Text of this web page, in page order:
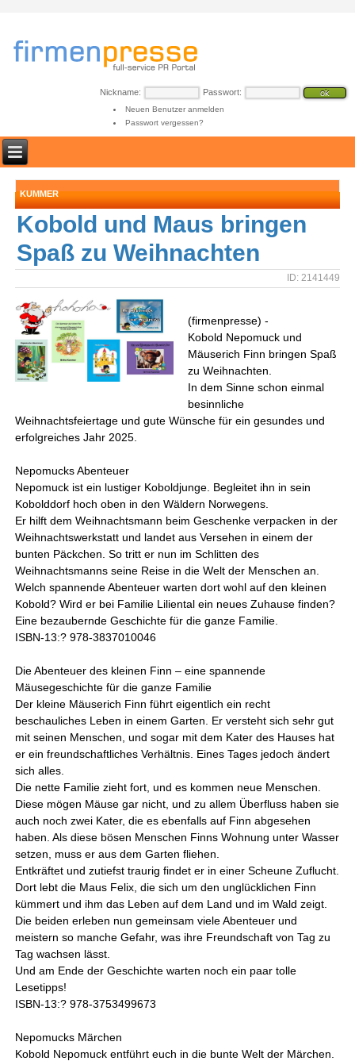
Nickname: Passwort:
Neuen Benutzer anmelden
Passwort vergessen?
KUMMER
Kobold und Maus bringen
Spaß zu Weihnachten
ID: 2141449
(firmenpresse) -
Kobold Nepomuck und
Mäuserich Finn bringen Spaß
zu Weihnachten.
In dem Sinne schon einmal
besinnliche
Weihnachtsfeiertage und gute Wünsche für ein gesundes und
erfolgreiches Jahr 2025.
Nepomucks Abenteuer
Nepomuck ist ein lustiger Koboldjunge. Begleitet ihn in sein
Kobolddorf hoch oben in den Wäldern Norwegens.
Er hilft dem Weihnachtsmann beim Geschenke verpacken in der
Weihnachtswerkstatt und landet aus Versehen in einem der
bunten Päckchen. So tritt er nun im Schlitten des
Weihnachtsmanns seine Reise in die Welt der Menschen an.
Welch spannende Abenteuer warten dort wohl auf den kleinen
Kobold? Wird er bei Familie Liliental ein neues Zuhause finden?
Eine bezaubernde Geschichte für die ganze Familie.
ISBN-13:? 978-3837010046
Die Abenteuer des kleinen Finn – eine spannende
Mäusegeschichte für die ganze Familie
Der kleine Mäuserich Finn führt eigentlich ein recht
beschauliches Leben in einem Garten. Er versteht sich sehr gut
mit seinen Menschen, und sogar mit dem Kater des Hauses hat
er ein freundschaftliches Verhältnis. Eines Tages jedoch ändert
sich alles.
Die nette Familie zieht fort, und es kommen neue Menschen.
Diese mögen Mäuse gar nicht, und zu allem Überfluss haben sie
auch noch zwei Kater, die es ebenfalls auf Finn abgesehen
haben. Als diese bösen Menschen Finns Wohnung unter Wasser
setzen, muss er aus dem Garten fliehen.
Entkräftet und zutiefst traurig findet er in einer Scheune Zuflucht.
Dort lebt die Maus Felix, die sich um den unglücklichen Finn
kümmert und ihm das Leben auf dem Land und im Wald zeigt.
Die beiden erleben nun gemeinsam viele Abenteuer und
meistern so manche Gefahr, was ihre Freundschaft von Tag zu
Tag wachsen lässt.
Und am Ende der Geschichte warten noch ein paar tolle
Lesetipps!
ISBN-13:? 978-3753499673
Nepomucks Märchen
Kobold Nepomuck entführt euch in die bunte Welt der Märchen.